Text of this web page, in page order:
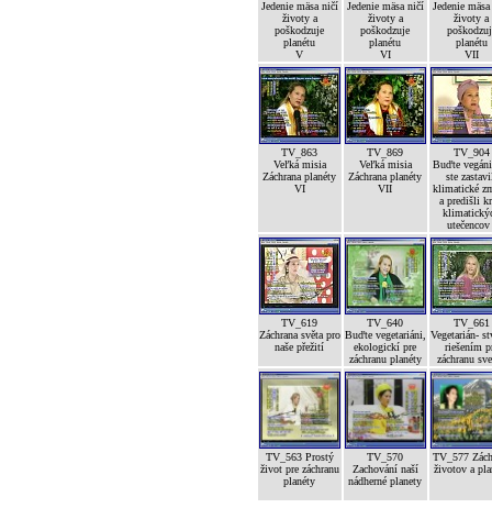
Jedenie mäsa ničí
životy a
poškodzuje
planétu
V
Jedenie mäsa ničí
životy a
poškodzuje
planétu
VI
Jedenie
životy a
planétu
VII
TV_863
Veľká misia
Záchrana planéty
VI
TV_869
Veľká misia
Záchrana planéty
VII
TV_904
Buďte
ste
klimatické
a predišli
TV_619
Záchrana světa pro
naše přežití
TV_640
Buďte vegetariáni,
ekologickí pre
záchranu planéty
TV_661
Vegetarián-
riešením
záchranu
TV_563 Prostý
život pre záchranu
planéty
TV_570
Zachování naší
nádherné planety
TV_577
životov a